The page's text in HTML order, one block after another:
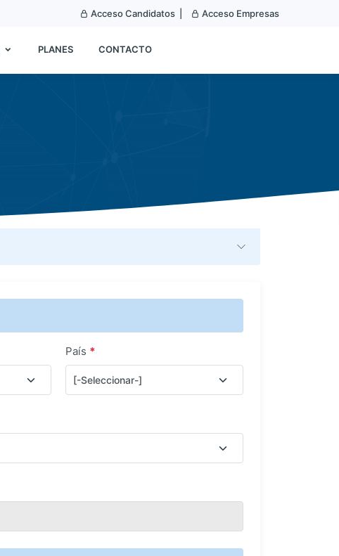
Acceso Candidatos | Acceso Empresas
PLANES CONTACTO
País *